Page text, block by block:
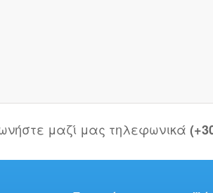
μαζί μας τηλεφωνικά